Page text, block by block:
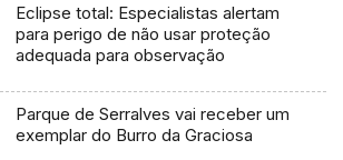
Eclipse total: Especialistas alertam
para perigo de não usar proteção
adequada para observação
Parque de Serralves vai receber um
exemplar do Burro da Graciosa